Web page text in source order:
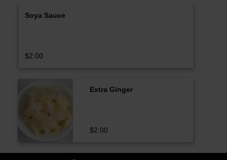
Soya Sauce
$2.00
Extra Ginger
$2.00